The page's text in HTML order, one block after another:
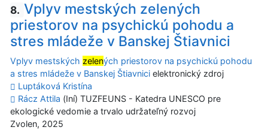
8. Vplyv mestských zelených
priestorov na psychickú pohodu a
stres mládeže v Banskej Štiavnici
Vplyv mestských zelených priestorov na psychickú pohodu
a stres mládeže v Banskej Štiavnici elektronický zdroj
Luptáková Kristína
Rácz Attila (Iní) TUZFEUNS - Katedra UNESCO pre
ekologické vedomie a trvalo udržateľný rozvoj
Zvolen, 2025